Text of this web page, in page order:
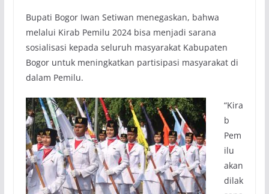
Bupati Bogor Iwan Setiwan menegaskan, bahwa
melalui Kirab Pemilu 2024 bisa menjadi sarana
sosialisasi kepada seluruh masyarakat Kabupaten
Bogor untuk meningkatkan partisipasi masyarakat di
dalam Pemilu.
“Kira
b
Pem
ilu
akan
dilak